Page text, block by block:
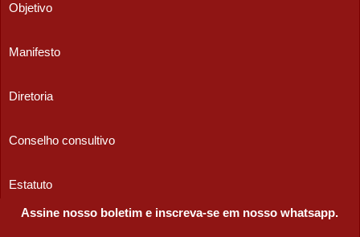
Objetivo
Manifesto
Diretoria
Conselho consultivo
Estatuto
Assine nosso boletim e inscreva-se em nosso whatsapp.